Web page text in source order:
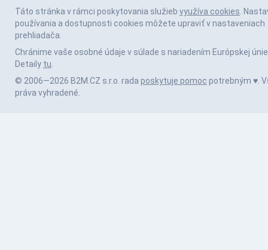
Táto stránka v rámci poskytovania služieb využíva cookies.
používania a dostupnosti cookies môžete upraviť v nastaveniach
prehliadača.
Chránime vaše osobné údaje v súlade s nariadením Európskej únie
Detaily tu.
© 2006—2026 B2M.CZ s.r.o. rada poskytuje pomoc potrebným ♥️.
práva vyhradené.